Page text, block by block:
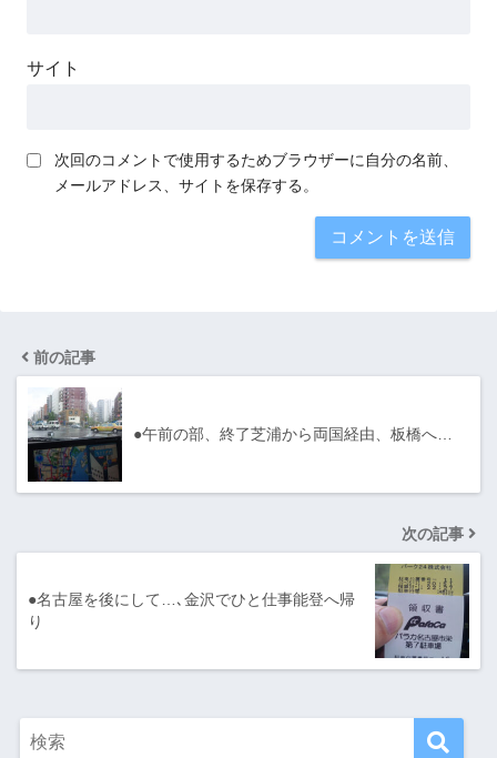
サイト
次回のコメントで使用するためブラウザーに自分の名前、
メールアドレス、サイトを保存する。
前の記事
●午前の部、終了芝浦から両国経由、板橋へ…
次の記事
●名古屋を後にして…､金沢でひと仕事能登へ帰
り